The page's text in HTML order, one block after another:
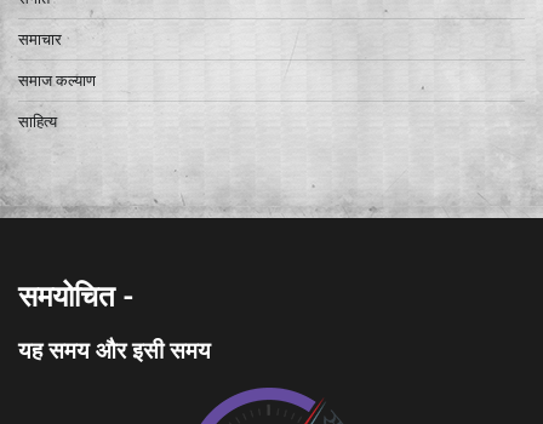
समाचार
समाज कल्याण
साहित्य
समयोचित -
यह समय और इसी समय